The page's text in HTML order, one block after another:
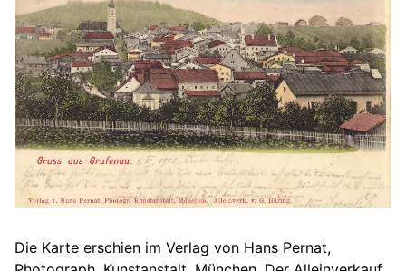
Die Karte erschien im Verlag von Hans Pernat,